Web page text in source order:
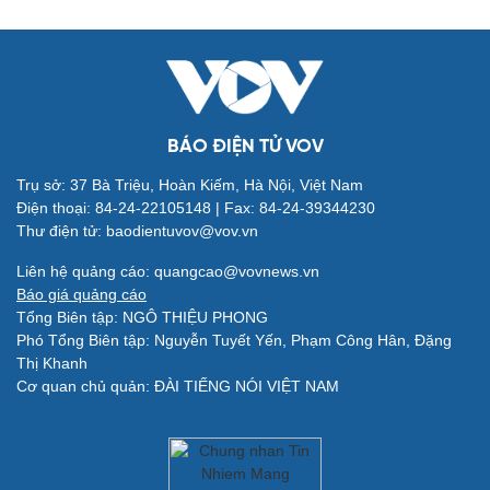
Quân sự - Quốc phòng
Vũ khí
Việt Nam
Phân tích
BÁO ĐIỆN TỬ VOV
Trụ sở: 37 Bà Triệu, Hoàn Kiếm, Hà Nội, Việt Nam
Điện thoại: 84-24-22105148 | Fax: 84-24-39344230
Thư điện tử: baodientuvov@vov.vn
Liên hệ quảng cáo: quangcao@vovnews.vn
Báo giá quảng cáo
Tổng Biên tập: NGÔ THIỆU PHONG
Phó Tổng Biên tập: Nguyễn Tuyết Yến, Phạm Công Hân, Đặng
Thị Khanh
Cơ quan chủ quản: ĐÀI TIẾNG NÓI VIỆT NAM